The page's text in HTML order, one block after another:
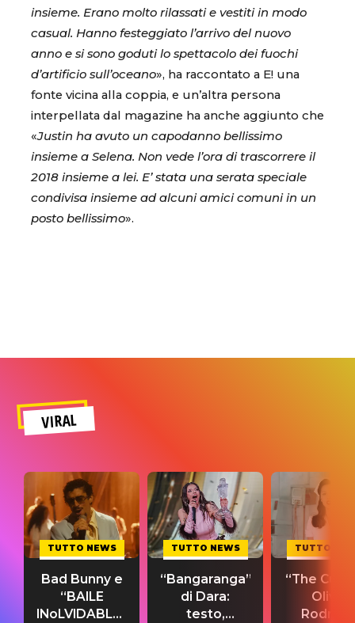
insieme. Erano molto rilassati e vestiti in modo
casual. Hanno festeggiato l’arrivo del nuovo
anno e si sono goduti lo spettacolo dei fuochi
d’artificio sull’oceano», ha raccontato a E! una
fonte vicina alla coppia, e un’altra persona
interpellata dal magazine ha anche aggiunto che
«Justin ha avuto un capodanno bellissimo
insieme a Selena. Non vede l’ora di trascorrere il
2018 insieme a lei. E’ stata una serata speciale
condivisa insieme ad alcuni amici comuni in un
posto bellissimo».
VIRAL
TUTTO NEWS
Bad Bunny e
“BAILE
INoLVIDABLE”:
TUTTO NEWS
“Bangaranga”
di Dara:
testo,
TUTTO
“The
Olivia